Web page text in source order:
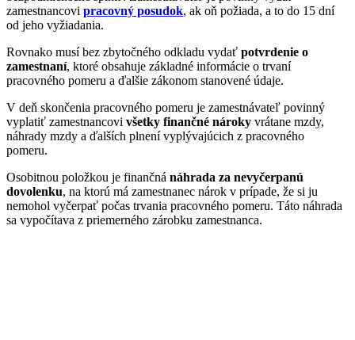
zamestnancovi pracovný posudok, ak oň požiada, a to do 15 dní
od jeho vyžiadania.
Rovnako musí bez zbytočného odkladu vydať potvrdenie o
zamestnaní, ktoré obsahuje základné informácie o trvaní
pracovného pomeru a ďalšie zákonom stanovené údaje.
V deň skončenia pracovného pomeru je zamestnávateľ povinný
vyplatiť zamestnancovi všetky finančné nároky vrátane mzdy,
náhrady mzdy a ďalších plnení vyplývajúcich z pracovného
pomeru.
Osobitnou položkou je finančná náhrada za nevyčerpanú
dovolenku, na ktorú má zamestnanec nárok v prípade, že si ju
nemohol vyčerpať počas trvania pracovného pomeru. Táto náhrada
sa vypočítava z priemerného zárobku zamestnanca.